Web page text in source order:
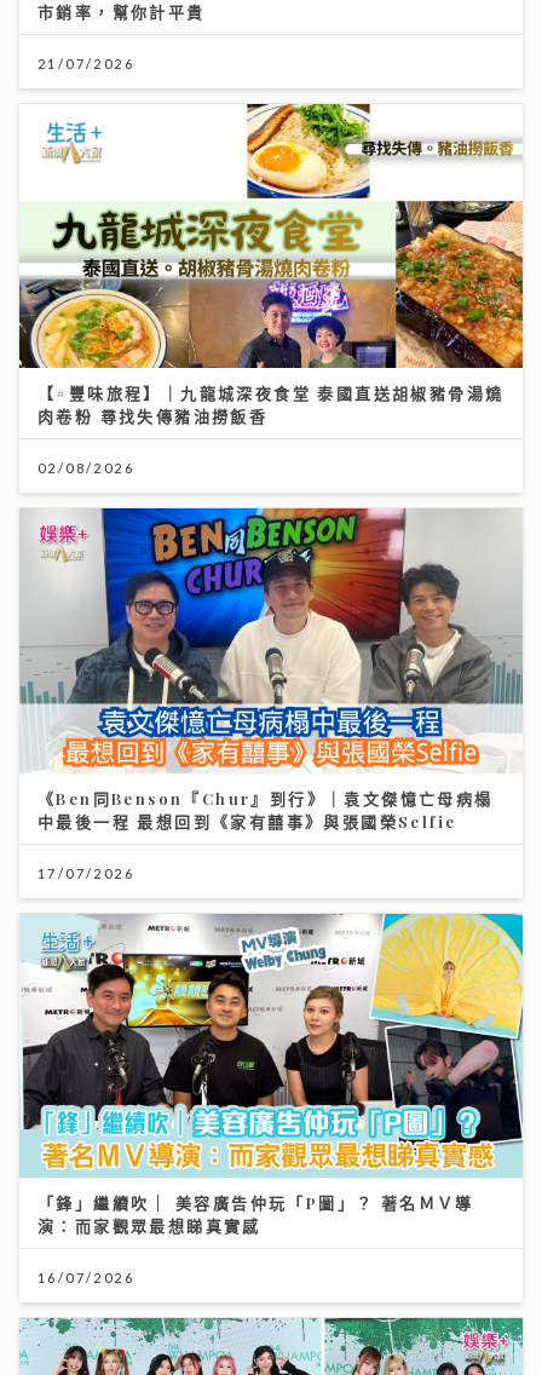
市銷率，幫你計平貴
21/07/2026
【#豐味旅程】｜九龍城深夜食堂 泰國直送胡椒豬骨湯燒
肉卷粉 尋找失傳豬油撈飯香
02/08/2026
《Ben同Benson『Chur』到行》｜袁文傑憶亡母病榻
中最後一程 最想回到《家有囍事》與張國榮Selfie
17/07/2026
「鋒」繼續吹 | 美容廣告仲玩「P圖」？ 著名ＭＶ導
演：而家觀眾最想睇真實感
16/07/2026